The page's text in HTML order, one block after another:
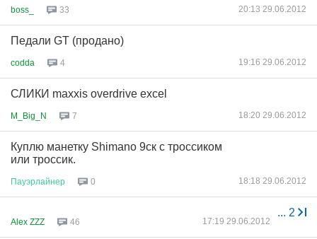
boss_ 33 20:13 29.06.2012
Педали GT (продано)
codda 4 19:16 29.06.2012
СЛИКИ maxxis overdrive excel
M_Big_N 7 18:20 29.06.2012
Куплю манетку Shimano 9ск с троссиком
или троссик.
Пауэрлайнер 0 18:18 29.06.2012
... 2
Alex ZZZ 46 17:19 29.06.2012